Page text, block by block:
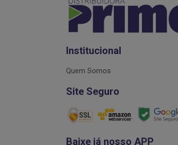
Institucional
Quem Somos
Site Seguro
Baixe já nosso APP